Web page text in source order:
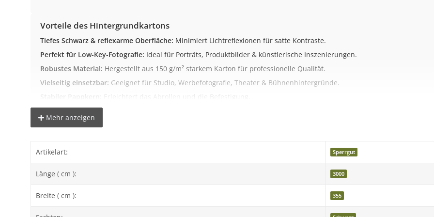
Vorteile des Hintergrundkartons
Tiefes Schwarz & reflexarme Oberfläche: Minimiert Lichtreflexionen für satte Kontraste.
Perfekt für Low-Key-Fotografie: Ideal für Porträts, Produktbilder & künstlerische Inszenierungen.
Robustes Material: Hergestellt aus 150 g/m² starkem Karton für professionelle Qualität.
Vielseitig einsetzbar: Geeignet für Studio, Werbefotografie, Theater & Bühnenhintergründe.
Stabiler Pappkern:
Erleichtert das Abrollen und die Befestigung.
Wichtige Hinweise zur Farbdarstellung
Hinweise zur Lieferung
Dieser Artikel wird geliefert. Kein Versand ins Ausland oder auf deutsche Inseln. Die
Mehr anzeigen
Artikelart: Sperrgut
Länge ( cm ): 3000
Breite ( cm ): 355